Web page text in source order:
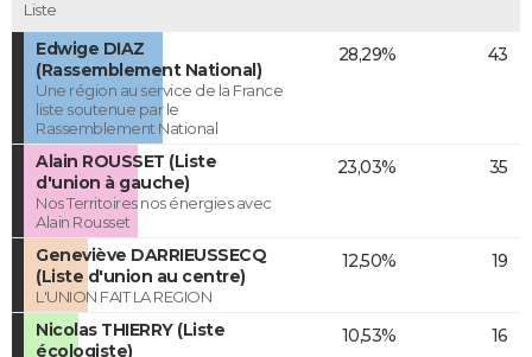
Liste
Edwige DIAZ
(Rassemblement National)
Une région au service de la France
liste soutenue par le
Rassemblement National
28,29% 43
Alain ROUSSET (Liste
d'union à gauche)
Nos Territoires nos énergies avec
Alain Rousset
23,03% 35
Geneviève DARRIEUSSECQ
(Liste d'union au centre)
L'UNION FAIT LA REGION
12,50% 19
Nicolas THIERRY (Liste
écologiste)
10,53% 16